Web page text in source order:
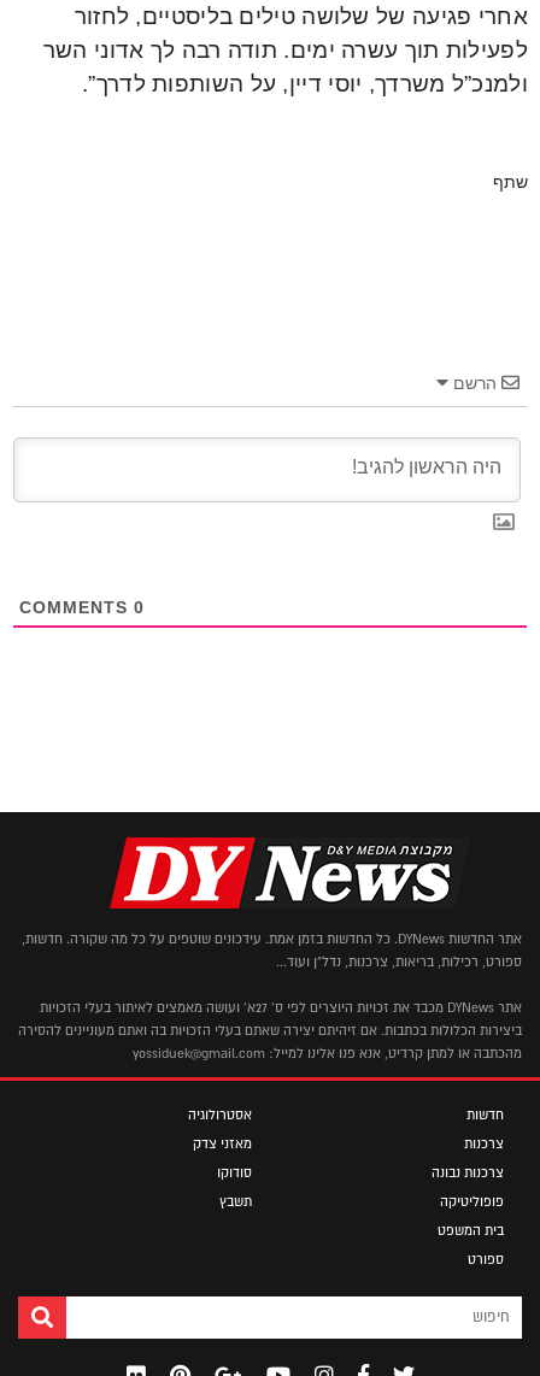
אחרי פגיעה של שלושה טילים בליסטיים, לחזור
לפעילות תוך עשרה ימים. תודה רבה לך אדוני השר
ולמנכ”ל משרדך, יוסי דיין, על השותפות לדרך”.
שתף
הרשם
0
אתר החדשות DYNews. כל החדשות בזמן אמת. עידכונים שוטפים על כל מה שקורה. חדשות,
ספורט, רכילות, בריאות, צרכנות, נדל"ן ועוד...
אתר DYNews מכבד את זכויות היוצרים לפי ס' 27א' ועושה מאמצים לאיתור בעלי הזכויות
ביצירות הכלולות בכתבות. אם זיהיתם יצירה שאתם בעלי הזכויות בה ואתם מעוניינים להסירה
מהכתבה או למתן קרדיט, אנא פנו אלינו למייל: yossiduek@gmail.com
חדשות
צרכנות
צרכנות נבונה
פופוליטיקה
בית המשפט
ספורט
אסטרולוגיה
מאזני צדק
סודוקו
תשבץ